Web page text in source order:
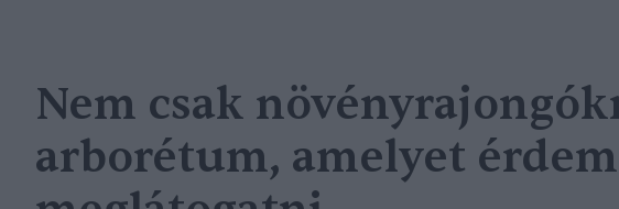
Nem csak
arborétum, amelyet